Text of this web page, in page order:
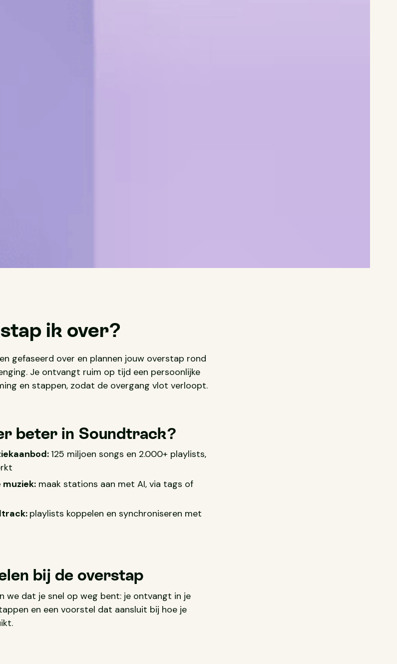
ik over?
gefaseerd over en plannen jouw overstap rond
Je ontvangt ruim op tijd een persoonlijke
en stappen, zodat de overgang vlot verloopt.
beter in Soundtrack?
125 miljoen songs en 2.000+ playlists,
maak stations aan met AI, via tags of
playlists koppelen en synchroniseren met
bij de overstap
we dat je snel op weg bent: je ontvangt in je
en een voorstel dat aansluit bij hoe je